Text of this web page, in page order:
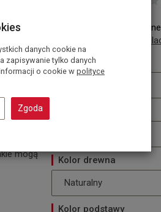
od ręki
Rozmiar
Kolor drewna
Naturalny
Kolor podstawy
mogą
danych cookie na
zapisywanie tylko danych
o cookie wpolityce
Zgoda